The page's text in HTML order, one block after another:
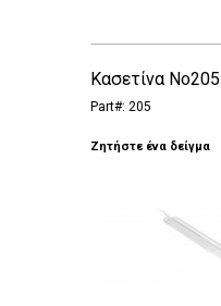
Κασετίνα Νο205
Part#: 205
Ζητήστε ένα δείγμα